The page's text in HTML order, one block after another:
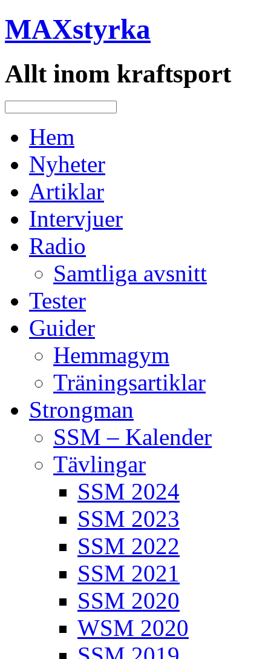
MAXstyrka
Allt inom kraftsport
Hem
Nyheter
Artiklar
Intervjuer
Radio
Samtliga avsnitt
Tester
Guider
Hemmagym
Träningsartiklar
Strongman
SSM – Kalender
Tävlingar
SSM 2024
SSM 2023
SSM 2022
SSM 2021
SSM 2020
WSM 2020